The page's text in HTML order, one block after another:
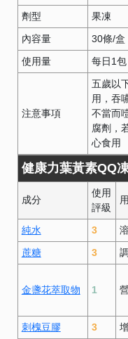
劑型
果凍
內容量
30條/盒
使用量
每日1
注意事項
五歲以
用，吞
不當而
腐劑，
心食用
健康力葉黃素QQ
成分
使用
評級
純水 3
蔗糖
3
金盞花萃取物 1
刺槐豆膠
3